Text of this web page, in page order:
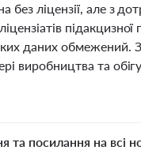
без ліцензії, але з
даних обмежений.
виробництва та
посилання на всі